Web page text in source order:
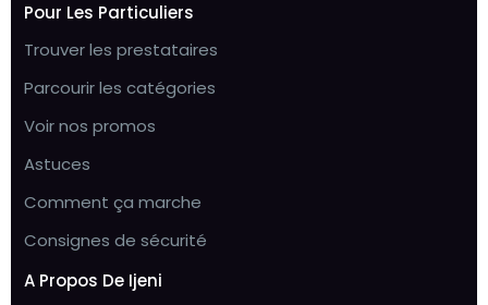
Pour Les Particuliers
Trouver les prestataires
Parcourir les catégories
Voir nos promos
Astuces
Comment ça marche
Consignes de sécurité
A Propos De Ijeni